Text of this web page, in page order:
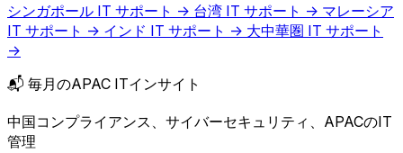
シンガポール IT サポート → 台湾 IT サポート → マレーシア
IT サポート → インド IT サポート → 大中華圏 IT サポート
→
📬 毎月のAPAC ITインサイト
中国コンプライアンス、サイバーセキュリティ、APACのIT
管理